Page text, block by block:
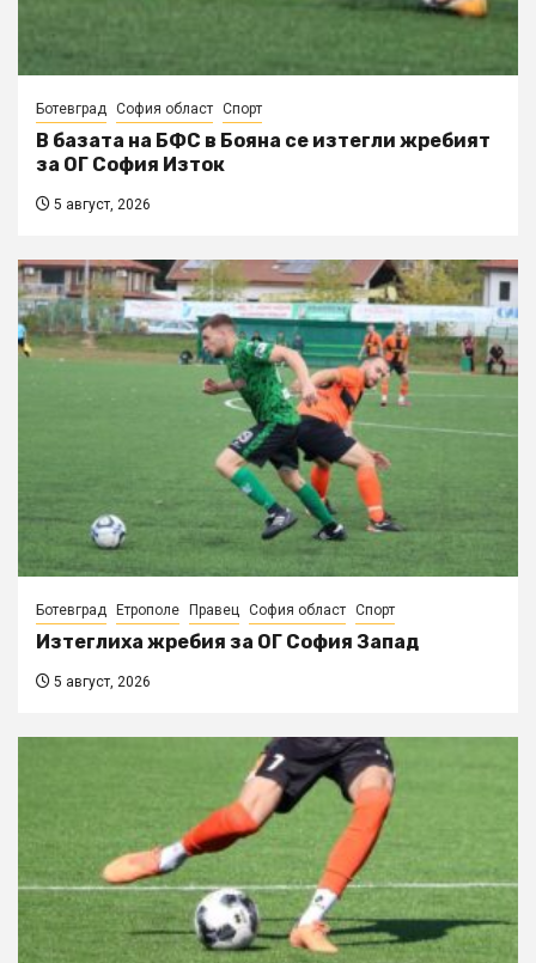
Ботевград София област Спорт
В базата на БФС в Бояна се изтегли жребият
за ОГ София Изток
5 август, 2026
Ботевград Етрополе Правец София област Спорт
Изтеглиха жребия за ОГ София Запад
5 август, 2026